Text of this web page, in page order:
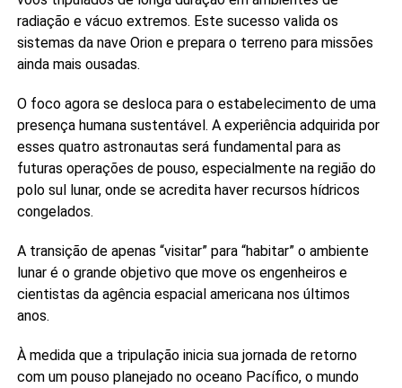
radiação e vácuo extremos. Este sucesso valida os
sistemas da nave Orion e prepara o terreno para missões
ainda mais ousadas.
O foco agora se desloca para o estabelecimento de uma
presença humana sustentável. A experiência adquirida por
esses quatro astronautas será fundamental para as
futuras operações de pouso, especialmente na região do
polo sul lunar, onde se acredita haver recursos hídricos
congelados.
A transição de apenas “visitar” para “habitar” o ambiente
lunar é o grande objetivo que move os engenheiros e
cientistas da agência espacial americana nos últimos
anos.
À medida que a tripulação inicia sua jornada de retorno
com um pouso planejado no oceano Pacífico, o mundo